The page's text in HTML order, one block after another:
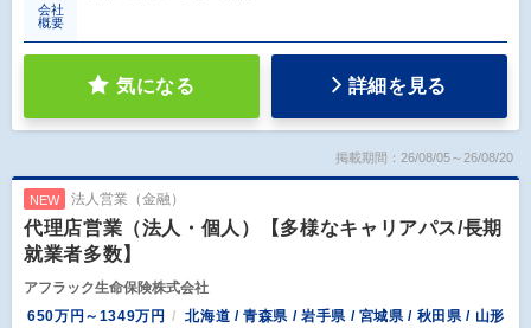
会社
概要
気になる 詳細を見る
掲載期間：26/08/05～26/08/20
NEW 法人営業（金融）
代理店営業（法人・個人）【多様なキャリアパス/長期
就業者多数】
アフラック生命保険株式会社
650万円～1349万円
北海道 / 青森県 / 岩手県 / 宮城県 / 秋田県 / 山形